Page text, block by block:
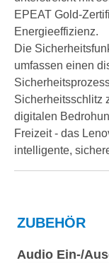
EPEAT Gold-
Energieeffizienz.
Die
umfassen einen
Sicherheitsschlitz
digitalen
Freizeit - das
intelligente,
ZUBEHÖR
Audio Ein-/